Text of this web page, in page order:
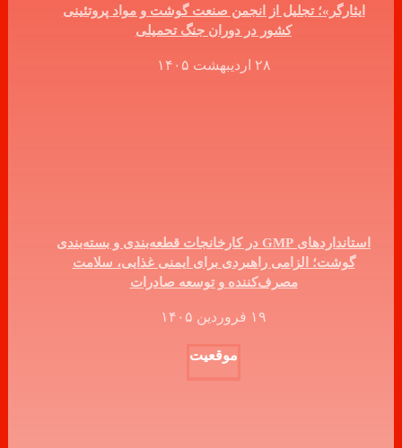
ایثارگر»؛ تجلیل از انجمن صنعت گوشت و مواد پروتئینی
کشور در دوران جنگ تحمیلی
۲۸ اردیبهشت ۱۴۰۵
استانداردهای GMP در کارخانجات قطعه‌بندی و بسته‌بندی
گوشت؛ الزامی راهبردی برای ایمنی غذایی، سلامت
مصرف‌کننده و توسعه صادرات
۱۹ فروردین ۱۴۰۵
موقعیت